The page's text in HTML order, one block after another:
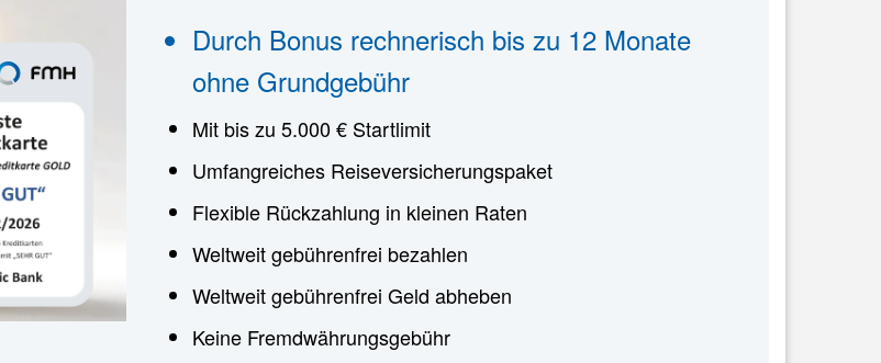
Durch Bonus rechnerisch bis zu 12 Monate
ohne Grundgebühr
Mit bis zu 5.000 € Startlimit
Umfangreiches Reiseversicherungspaket
Flexible Rückzahlung in kleinen Raten
Weltweit gebührenfrei bezahlen
Weltweit gebührenfrei Geld abheben
Keine Fremdwährungsgebühr